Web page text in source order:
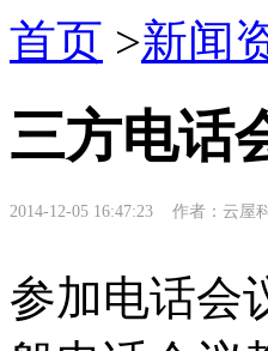
首页 >新闻
三方电话
2014-12-05 16:47:23 作者：云屋
参加电话会